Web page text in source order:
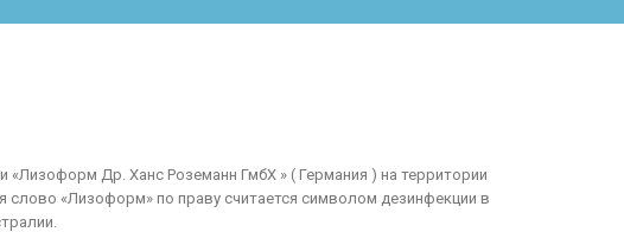
Др. Ханс Роземанн ГмбХ » ( Германия ) на территории
«Лизоформ» по праву считается символом дезинфекции в